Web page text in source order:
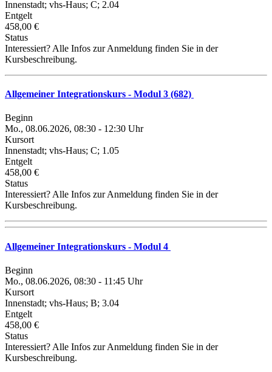
Innenstadt; vhs-Haus; C; 2.04
Entgelt
458,00 €
Status
Interessiert? Alle Infos zur Anmeldung finden Sie in der
Kursbeschreibung.
Allgemeiner Integrationskurs - Modul 3 (682)
Beginn
Mo., 08.06.2026, 08:30 - 12:30 Uhr
Kursort
Innenstadt; vhs-Haus; C; 1.05
Entgelt
458,00 €
Status
Interessiert? Alle Infos zur Anmeldung finden Sie in der
Kursbeschreibung.
Allgemeiner Integrationskurs - Modul 4
Beginn
Mo., 08.06.2026, 08:30 - 11:45 Uhr
Kursort
Innenstadt; vhs-Haus; B; 3.04
Entgelt
458,00 €
Status
Interessiert? Alle Infos zur Anmeldung finden Sie in der
Kursbeschreibung.